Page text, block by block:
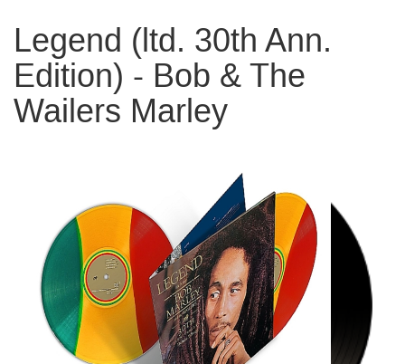
Legend (ltd. 30th Ann.
Edition) - Bob & The
Wailers Marley